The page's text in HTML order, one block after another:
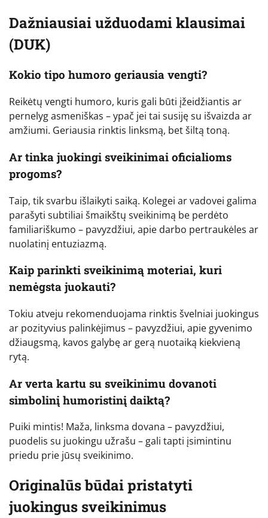
Dažniausiai užduodami klausimai
(DUK)
Kokio tipo humoro geriausia vengti?
Reikėtų vengti humoro, kuris gali būti įžeidžiantis ar
pernelyg asmeniškas – ypač jei tai susiję su išvaizda ar
amžiumi. Geriausia rinktis linksmą, bet šiltą toną.
Ar tinka juokingi sveikinimai oficialioms
progoms?
Taip, tik svarbu išlaikyti saiką. Kolegei ar vadovei galima
parašyti subtiliai šmaikštų sveikinimą be perdėto
familiariškumo – pavyzdžiui, apie darbo pertraukėles ar
nuolatinį entuziazmą.
Kaip parinkti sveikinimą moteriai, kuri
nemėgsta juokauti?
Tokiu atveju rekomenduojama rinktis švelniai juokingus
ar pozityvius palinkėjimus – pavyzdžiui, apie gyvenimo
džiaugsmą, kavos galybę ar gerą nuotaiką kiekvieną
rytą.
Ar verta kartu su sveikinimu dovanoti
simbolinį humoristinį daiktą?
Puiki mintis! Maža, linksma dovana – pavyzdžiui,
puodelis su juokingu užrašu – gali tapti įsimintinu
priedu prie jūsų sveikinimo.
Originalūs būdai pristatyti
juokingus sveikinimus